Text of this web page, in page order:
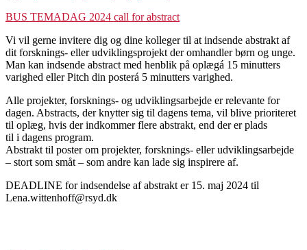
BUS TEMADAG 2024 call for abstract
Vi vil gerne invitere dig og dine kolleger til at indsende abstrakt af
dit forsknings- eller udviklingsprojekt der omhandler børn og unge.
Man kan indsende abstract med henblik på oplægá 15 minutters
varighed eller Pitch din posterá 5 minutters varighed.
Alle projekter, forsknings- og udviklingsarbejde er relevante for
dagen. Abstracts, der knytter sig til dagens tema, vil blive prioriteret
til oplæg, hvis der indkommer flere abstrakt, end der er plads
til i dagens program.
Abstrakt til poster om projekter, forsknings- eller udviklingsarbejde
– stort som småt – som andre kan lade sig inspirere af.
DEADLINE for indsendelse af abstrakt er 15. maj 2024 til
Lena.wittenhoff@rsyd.dk